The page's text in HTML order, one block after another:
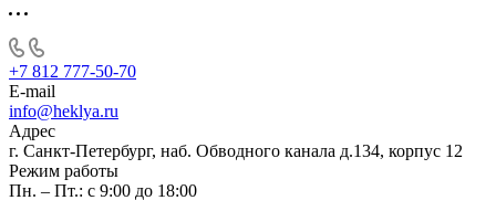
+7 812 777-50-70
E-mail
info@heklya.ru
Адрес
г. Санкт-Петербург, наб. Обводного канала д.134, корпус 12
Режим работы
Пн. – Пт.: с 9:00 до 18:00